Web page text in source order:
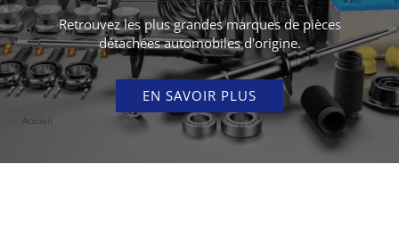
Retrouvez les plus grandes marques de pièces
détachées automobiles d'origine.
EN SAVOIR PLUS
Accueil